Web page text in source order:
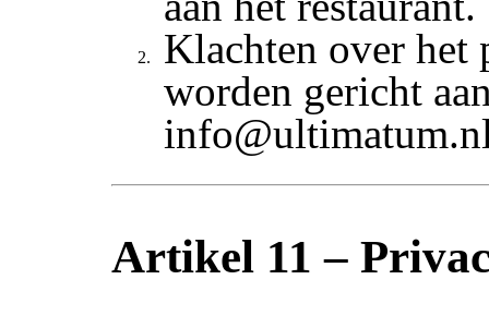
Klachten over het
worden gericht
Artikel 11 –